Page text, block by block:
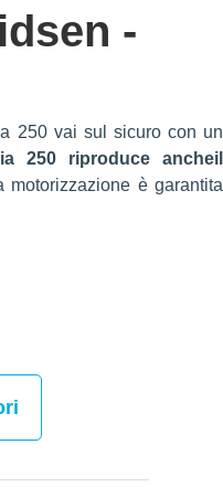
-
250 vai sul sicuro con un
250 riproduce ancheil
motorizzazione è garantita